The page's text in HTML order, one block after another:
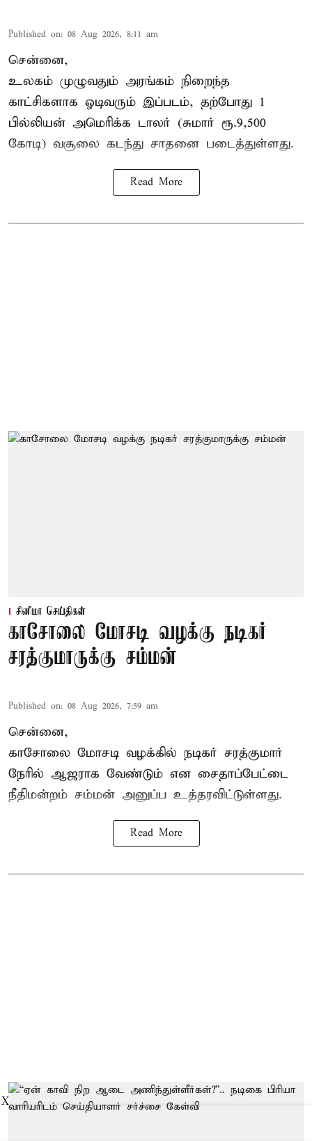
Published on: 08 Aug 2026, 8:11 am
சென்னை,
உலகம் முழுவதும் அரங்கம் நிறைந்த
காட்சிகளாக ஓடிவரும் இப்படம், தற்போது 1
பில்லியன் அமெரிக்க டாலர் (சுமார் ரூ.9,500
கோடி) வசூலை கடந்து சாதனை படைத்துள்ளது.
Read More
சினிமா செய்திகள்
காசோலை மோசடி வழக்கு நடிகர்
சரத்குமாருக்கு சம்மன்
Published on: 08 Aug 2026, 7:59 am
சென்னை,
காசோலை மோசடி வழக்கில் நடிகர் சரத்குமார்
நேரில் ஆஜராக வேண்டும் என சைதாப்பேட்டை
நீதிமன்றம் சம்மன் அனுப்ப உத்தரவிட்டுள்ளது.
Read More
X